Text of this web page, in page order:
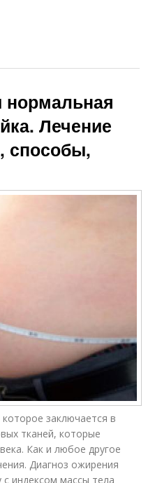
Лечение
способы,
заключается в
тканей, которые
Как и любое другое
Диагноз ожирения
с индексом массы тела